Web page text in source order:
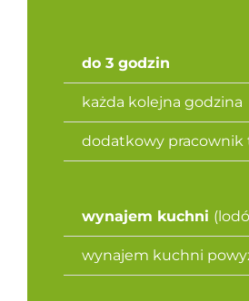
do 3 godzin
każda kolejna godzina
dodatkowy pracownik
wynajem kuchni
wynajem kuchni